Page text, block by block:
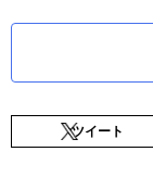
ツイート